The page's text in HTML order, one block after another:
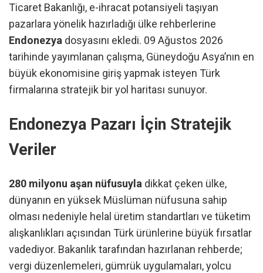
Ticaret Bakanlığı, e-ihracat potansiyeli taşıyan
pazarlara yönelik hazırladığı ülke rehberlerine
Endonezya dosyasını ekledi. 09 Ağustos 2026
tarihinde yayımlanan çalışma, Güneydoğu Asya’nın en
büyük ekonomisine giriş yapmak isteyen Türk
firmalarına stratejik bir yol haritası sunuyor.
Endonezya Pazarı İçin Stratejik
Veriler
280 milyonu aşan nüfusuyla dikkat çeken ülke,
dünyanın en yüksek Müslüman nüfusuna sahip
olması nedeniyle helal üretim standartları ve tüketim
alışkanlıkları açısından Türk ürünlerine büyük fırsatlar
vadediyor. Bakanlık tarafından hazırlanan rehberde;
vergi düzenlemeleri, gümrük uygulamaları, yolcu